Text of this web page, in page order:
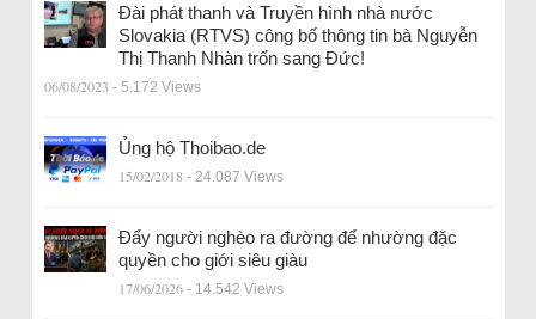
Đài phát thanh và Truyền hình nhà nước
Slovakia (RTVS) công bố thông tin bà Nguyễn
Thị Thanh Nhàn trốn sang Đức!
06/08/2023 - 5.172 Views
Ủng hộ Thoibao.de
15/02/2018 - 24.087 Views
Đẩy người nghèo ra đường để nhường đặc
quyền cho giới siêu giàu
17/06/2026 - 14.542 Views